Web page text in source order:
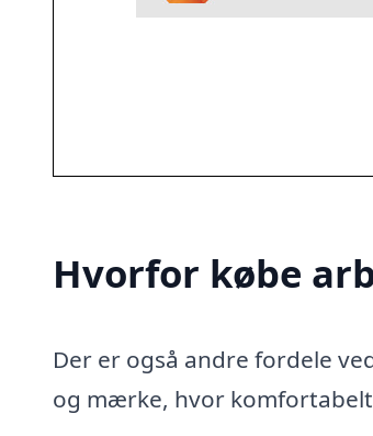
Hvorfor købe
Der er også andre fordele
og mærke, hvor